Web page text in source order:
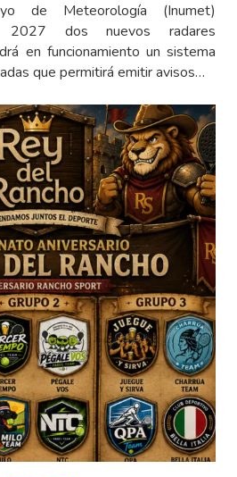
de Meteorología (Inumet)
2027 dos nuevos radares
en funcionamiento un sistema
que permitirá emitir avisos…